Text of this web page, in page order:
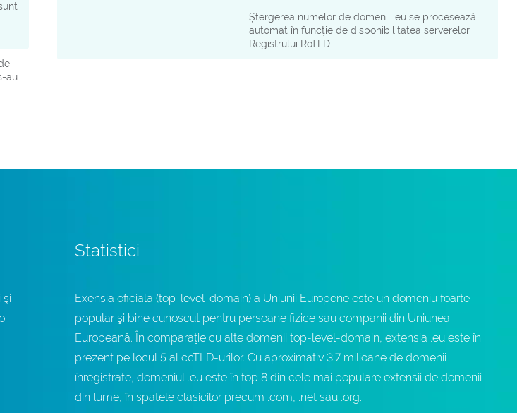
au
Ștergerea numelor de domenii .eu se procesează
automat în funcție de disponibilitatea serverelor
Registrului RoTLD.
şi
Statistici
Exensia oficială (top-level-domain) a Uniunii Europene este un domeniu foarte
popular şi bine cunoscut pentru persoane fizice sau companii din Uniunea
Europeană. În comparaţie cu alte domenii top-level-domain, extensia .eu este în
prezent pe locul 5 al ccTLD-urilor. Cu aproximativ 3.7 milioane de domenii
înregistrate, domeniul .eu este în top 8 din cele mai populare extensii de domenii
din lume, în spatele clasicilor precum .com, .net sau .org.